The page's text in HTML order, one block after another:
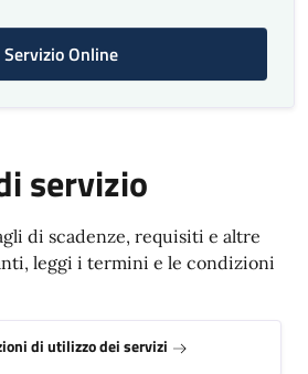
Servizio Online
servizio
di scadenze, requisiti e altre
leggi i termini e le condizioni
di utilizzo dei servizi